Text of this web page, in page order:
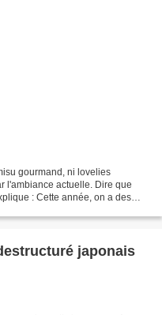
gourmand, ni lovelies
l'ambiance actuelle. Dire que
: Cette année, on a des
japonais